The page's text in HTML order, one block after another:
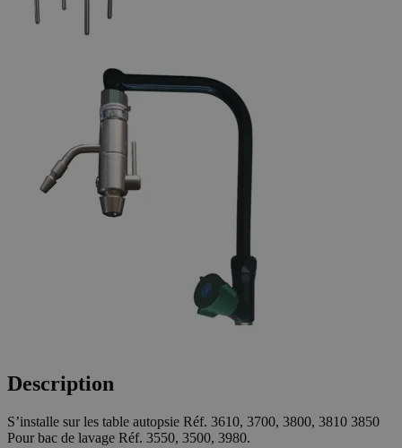
Description
S’installe sur les table autopsie Réf. 3610, 3700, 3800, 3810 3850
Pour bac de lavage Réf. 3550, 3500, 3980.